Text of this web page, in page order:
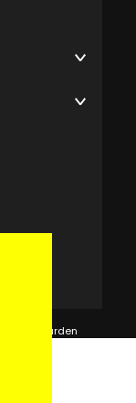
voorwaarden